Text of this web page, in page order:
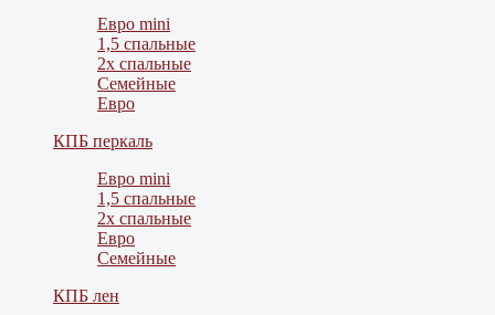
Евро mini
1,5 спальные
2х спальные
Семейные
Евро
КПБ перкаль
Евро mini
1,5 спальные
2х спальные
Евро
Семейные
КПБ лен